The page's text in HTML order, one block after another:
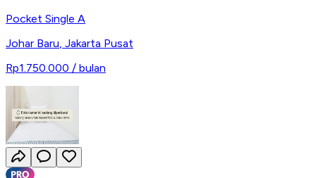
Pocket Single A
Johar Baru, Jakarta Pusat
Rp1.750.000 / bulan